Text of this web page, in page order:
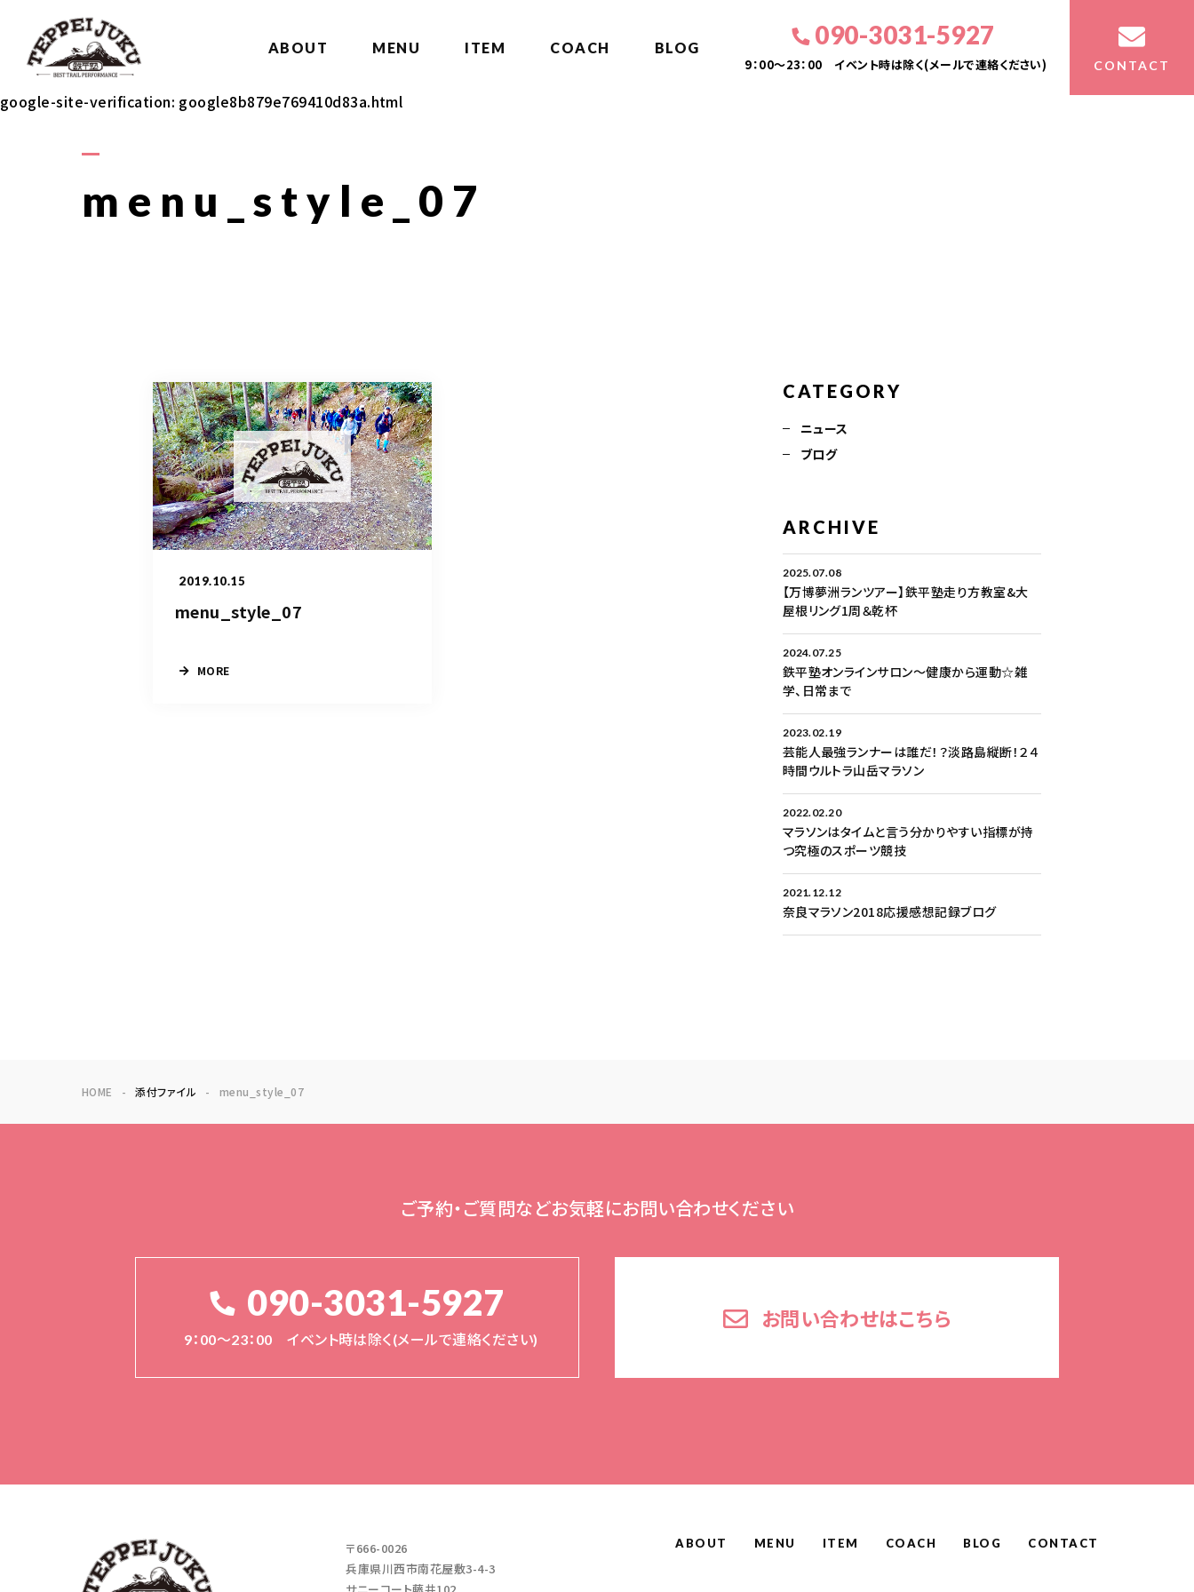
google-site-verification: google8b879e769410d83a.html
ABOUT MENU ITEM COACH BLOG 090-3031-5927
9：00～23：00 イベント時は除く(メールで連絡ください) CONTACT
menu_style_07
2019.10.15
menu_style_07
MORE
CATEGORY
ニュース
ブログ
ARCHIVE
2025.07.08
【万博夢洲ランツアー】鉄平塾走り方教室&大
屋根リング1周＆乾杯
2024.07.25
鉄平塾オンラインサロン～健康から運動☆雑
学、日常まで
2023.02.19
芸能人最強ランナーは誰だ！？淡路島縦断！２４
時間ウルトラ山岳マラソン
2022.02.20
マラソンはタイムと言う分かりやすい指標が持
つ究極のスポーツ競技
2021.12.12
奈良マラソン2018応援感想記録ブログ
HOME 添付ファイル menu_style_07
ご予約・ご質問などお気軽にお問い合わせください
090-3031-5927
9：00～23：00 イベント時は除く(メールで連絡ください)
お問い合わせはこちら
〒666-0026
兵庫県川西市南花屋敷3-4-3
ABOUT MENU ITEM COACH BLOG CONTACT